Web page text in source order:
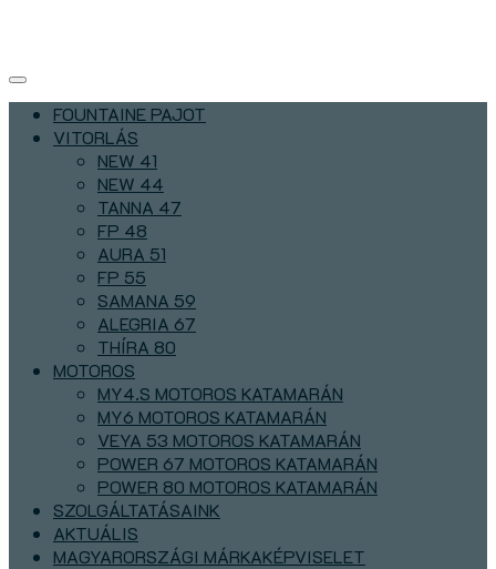
FOUNTAINE PAJOT
VITORLÁS
NEW 41
NEW 44
TANNA 47
FP 48
AURA 51
FP 55
SAMANA 59
ALEGRIA 67
THÍRA 80
MOTOROS
MY4.S MOTOROS KATAMARÁN
MY6 MOTOROS KATAMARÁN
VEYA 53 MOTOROS KATAMARÁN
POWER 67 MOTOROS KATAMARÁN
POWER 80 MOTOROS KATAMARÁN
SZOLGÁLTATÁSAINK
AKTUÁLIS
MAGYARORSZÁGI MÁRKAKÉPVISELET